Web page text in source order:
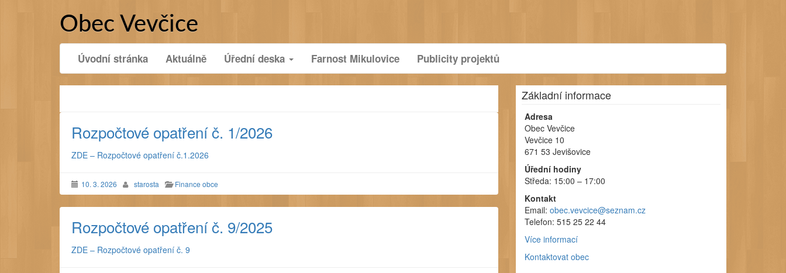
Obec Vevčice
Úvodní stránka Aktuálně Úřední deska Farnost Mikulovice Publicity projektů
Rozpočtové opatření č. 1/2026
ZDE – Rozpočtové opatření č.1.2026
10. 3. 2026 starosta Finance obce
Rozpočtové opatření č. 9/2025
ZDE – Rozpočtové opatření č. 9
Základní informace
Adresa
Obec Vevčice
Vevčice 10
671 53 Jevišovice
Úřední hodiny
Středa: 15:00 – 17:00
Kontakt
Email: obec.vevcice@seznam.cz
Telefon: 515 25 22 44
Více informací
Kontaktovat obec